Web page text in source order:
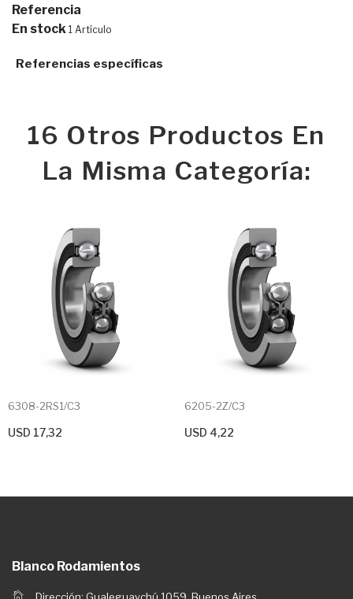
Referencia
En stock 1 Artículo
Referencias específicas
16 Otros Productos En
La Misma Categoría:
6308-2RS1/C3
USD 17,32
+ Agregar Al Carrito
6205-2Z/C3
USD 4,22
+ Agregar Al Carrito
Blanco Rodamientos
Dirección: Gualeguaychú 1059, Buenos Aires